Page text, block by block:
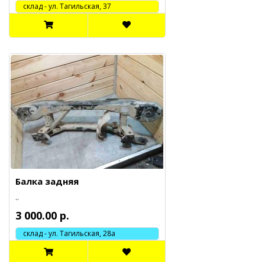
cклад - ул. Тагильская, 37
Балка задняя
..
3 000.00 р.
склад - ул. Тагильская, 28а